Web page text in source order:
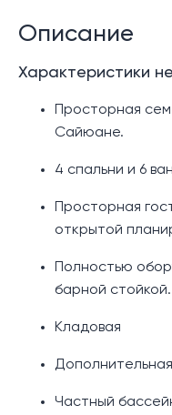
Описание
Характеристики
Просторная
Сайюане.
4 спальни и 6
Просторная
открытой
Полностью
барной стойкой.
Кладовая
Частный